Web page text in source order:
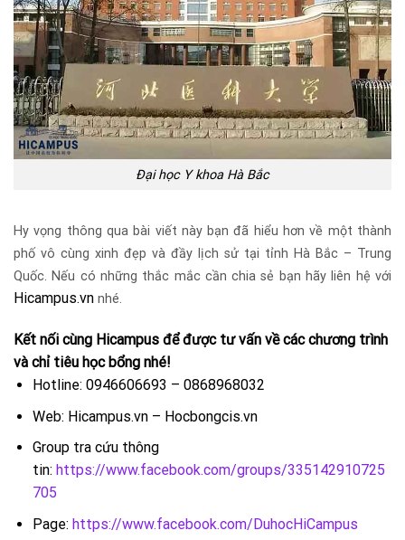
Đại học Y khoa Hà Bắc
Hy vọng thông qua bài viết này bạn đã hiểu hơn về một thành
phố vô cùng xinh đẹp và đầy lịch sử tại tỉnh Hà Bắc – Trung
Quốc. Nếu có những thắc mắc cần chia sẻ bạn hãy liên hệ với
Hicampus.vn nhé.
Kết nối cùng Hicampus để được tư vấn về các chương trình
và chỉ tiêu học bổng nhé!
Hotline: 0946606693 – 0868968032
Web: Hicampus.vn – Hocbongcis.vn
Group tra cứu thông
tin: https://www.facebook.com/groups/335142910725
705
Page: https://www.facebook.com/DuhocHiCampus